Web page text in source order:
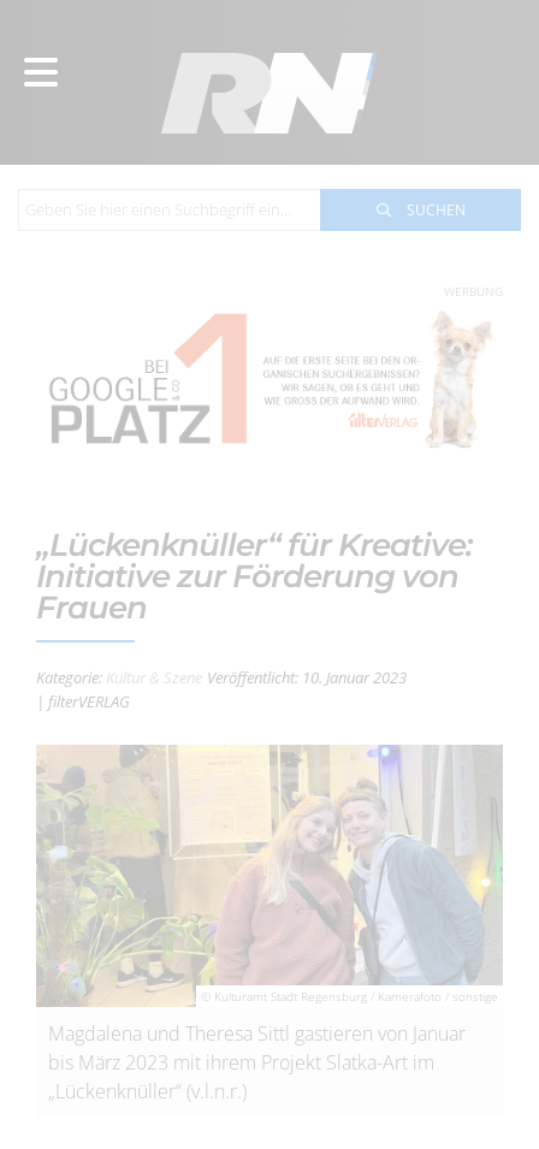
SUCHEN
WERBUNG
„Lückenknüller“ für Kreative:
Initiative zur Förderung von
Frauen
Kategorie: Kultur & Szene Veröffentlicht: 10. Januar 2023
| filterVERLAG
© Kulturamt Stadt Regensburg / Kamerafoto / sonstige
Magdalena und Theresa Sittl gastieren von Januar
bis März 2023 mit ihrem Projekt Slatka-Art im
„Lückenknüller“ (v.l.n.r.)